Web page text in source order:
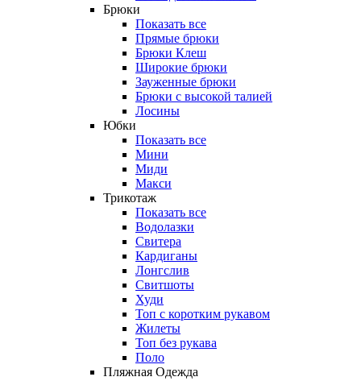
Брюки
Показать все
Прямые брюки
Брюки Клеш
Широкие брюки
Зауженные брюки
Брюки с высокой талией
Лосины
Юбки
Показать все
Мини
Миди
Макси
Трикотаж
Показать все
Водолазки
Свитера
Кардиганы
Лонгслив
Свитшоты
Худи
Топ с коротким рукавом
Жилеты
Топ без рукава
Поло
Пляжная Одежда